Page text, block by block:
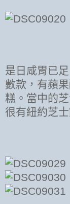
是日咸胃已
數款，有蘋
糕。當中的
很有紐約芝